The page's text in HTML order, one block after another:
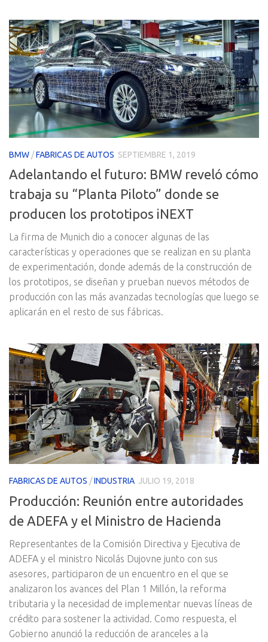
BMW /FABRICAS DE AUTOS SEPTIEMBRE 1, 2019
Adelantando el futuro: BMW reveló cómo
trabaja su “Planta Piloto” donde se
producen los prototipos iNEXT
La firma de Munich dio a conocer algunas de las
características y operaciones que se realizan en su planta
de experimentación, donde además de la construcción de
los prototipos, se diseñan y prueban nuevos métodos de
producción con las más avanzadas tecnologías que luego se
aplicarán en el resto de sus fábricas.
FABRICAS DE AUTOS /INDUSTRIA JULIO 19, 2018
Producción: Reunión entre autoridades
de ADEFA y el Ministro de Hacienda
Representantes de la Comisión Directiva y Ejecutiva de
ADEFA y el ministro Nicolás Dujovne junto con sus
asesores, participaron de un encuentro en el que se
analizaron los avances del Plan 1 Millón, la reforma
tributaria y la necesidad de implementar nuevas líneas de
crédito para sostener la actividad. Como respuesta, el
Gobierno anunció la reducción de aranceles a la